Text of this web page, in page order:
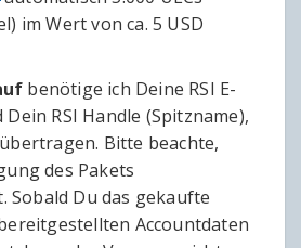
im Wert von ca. 5 USD
benötige ich Deine RSI E-
RSI Handle (Spitzname),
Bitte beachte,
des Pakets
Sobald Du das gekaufte
Accountdaten